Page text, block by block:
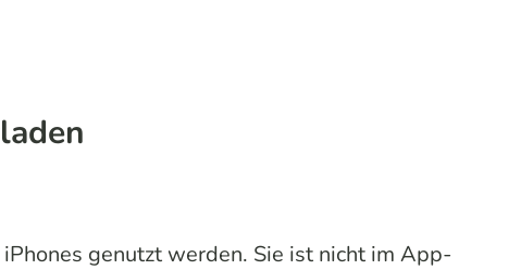
genutzt werden. Sie ist nicht im App-